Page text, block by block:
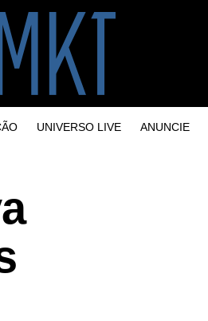
UNIVERSO LIVE ANUNCIE